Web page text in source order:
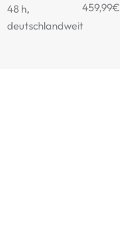
48 h,
deutschlandweit
459,99€